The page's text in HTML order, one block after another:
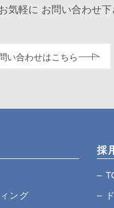
気軽に お問い合わせ下
い合わせはこちら
ング
採